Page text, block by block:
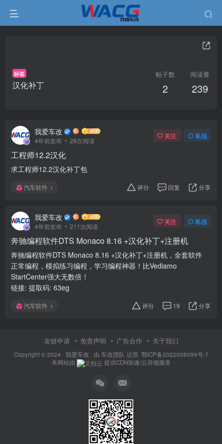
标签
汉化补丁
帖子数
2
阅读量
239
我爱车改
4年前发布 28次阅读
关注 私信
工程师12.2汉化
求工程师12.2汉化补丁包
汽车软件 评分 回复 分享
我爱车改
4年前发布 211次阅读
关注 私信
奔驰编程软件DTS Monaco 8.16 +汉化补丁+注册机
奔驰编程软件DTS Monaco 8.16 +汉化补丁+注册机，全套软件
正常编程，模拟练习编程，学习编程神器！比Vediamo
StartCenter强大无数倍！
链接: 提取码: 63eg
汽车软件 评分 19 分享
友链申请 免责声明 广告合作 关于我们
Copyright © 2024 · 我爱车改 · 由 车改团队 运营. 鄂ICP备2022008099号-7
本网站由
提供CDN加速/云存储服务